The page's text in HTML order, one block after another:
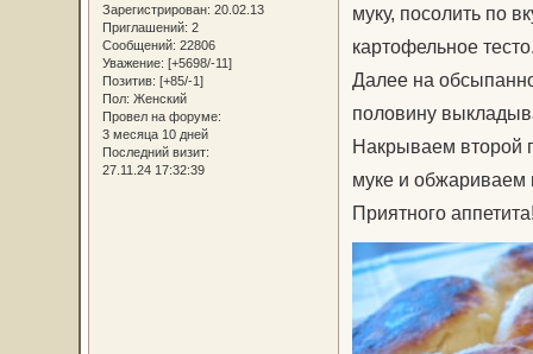
Зарегистрирован: 20.02.13
Приглашений: 2
Сообщений: 22806
Уважение: [+5698/-11]
Позитив: [+85/-1]
Пол: Женский
Провел на форуме:
3 месяца 10 дней
Последний визит:
27.11.24 17:32:39
муку, посолить по
картофельное
Далее на
половину
Накрываем второй
муке и обжариваем
Приятного